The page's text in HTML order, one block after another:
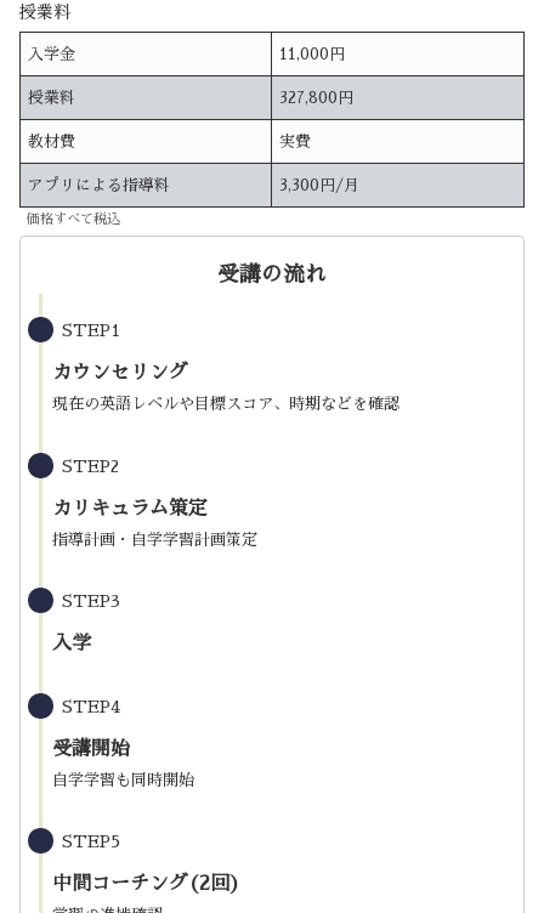
授業料
入学金 11,000円
授業料 327,800円
教材費 実費
アプリによる指導料 3,300円/月
価格すべて税込
受講の流れ
STEP1
カウンセリング
現在の英語レベルや目標スコア、時期などを確認
STEP2
カリキュラム策定
指導計画・自学学習計画策定
STEP3
入学
STEP4
受講開始
自学学習も同時開始
STEP5
中間コーチング(2回)